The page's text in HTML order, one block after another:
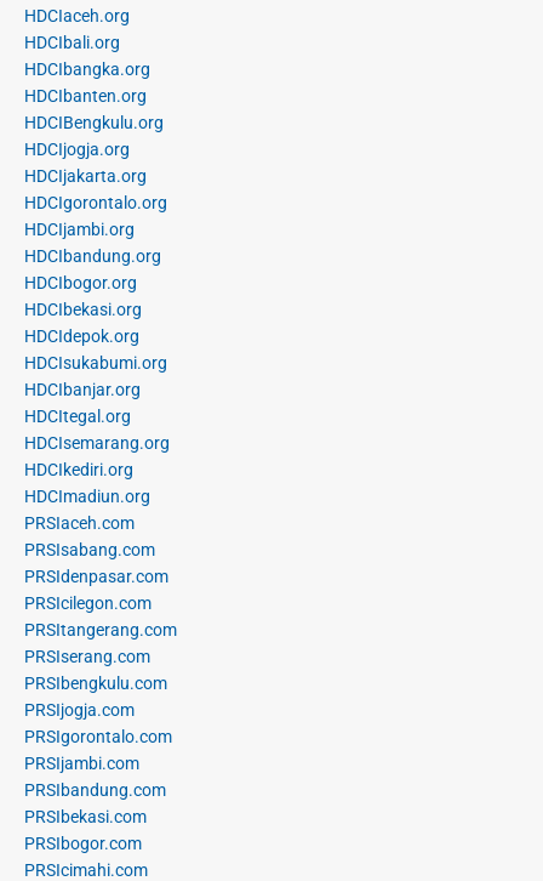
HDCIaceh.org
HDCIbali.org
HDCIbangka.org
HDCIbanten.org
HDCIBengkulu.org
HDCIjogja.org
HDCIjakarta.org
HDCIgorontalo.org
HDCIjambi.org
HDCIbandung.org
HDCIbogor.org
HDCIbekasi.org
HDCIdepok.org
HDCIsukabumi.org
HDCIbanjar.org
HDCItegal.org
HDCIsemarang.org
HDCIkediri.org
HDCImadiun.org
PRSIaceh.com
PRSIsabang.com
PRSIdenpasar.com
PRSIcilegon.com
PRSItangerang.com
PRSIserang.com
PRSIbengkulu.com
PRSIjogja.com
PRSIgorontalo.com
PRSIjambi.com
PRSIbandung.com
PRSIbekasi.com
PRSIbogor.com
PRSIcimahi.com